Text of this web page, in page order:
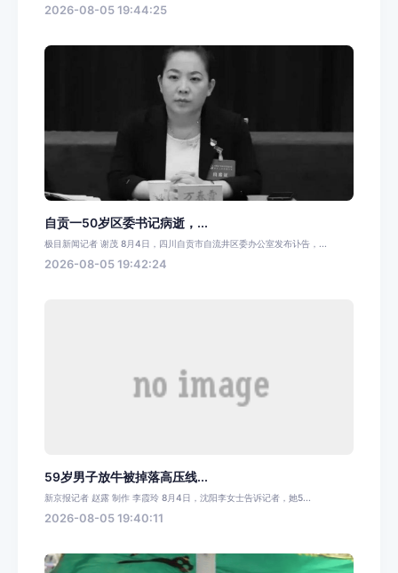
2026-08-05 19:44:25
自贡一50岁区委书记病逝，...
极目新闻记者 谢茂 8月4日，四川自贡市自流井区委办公室发布讣告，...
2026-08-05 19:42:24
59岁男子放牛被掉落高压线...
新京报记者 赵露 制作 李霞玲 8月4日，沈阳李女士告诉记者，她5...
2026-08-05 19:40:11